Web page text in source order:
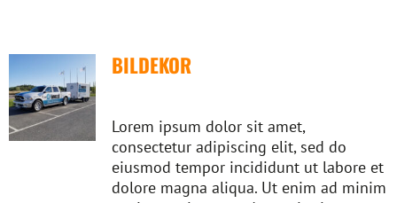
BILDEKOR
Lorem ipsum dolor sit amet,
consectetur adipiscing elit, sed do
eiusmod tempor incididunt ut labore et
dolore magna aliqua. Ut enim ad minim